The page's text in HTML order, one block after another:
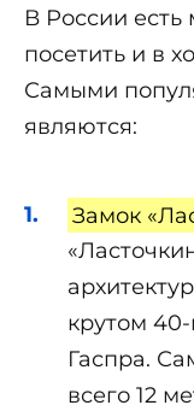
В России
посетить и в
Самыми
являются:
Замок
крутом
Гаспра.
всего 12